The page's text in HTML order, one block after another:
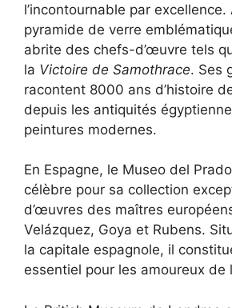
l’incontournable par excellence.
pyramide de verre
abrite des chefs-d’œuvre tels
la Victoire de Samothrace. Ses
racontent 8000 ans d’histoire
depuis les antiquités
peintures modernes.
En Espagne, le Museo del
célèbre pour sa collection
d’œuvres des maîtres
Velázquez, Goya et Rubens.
la capitale espagnole, il
essentiel pour les amoureux de